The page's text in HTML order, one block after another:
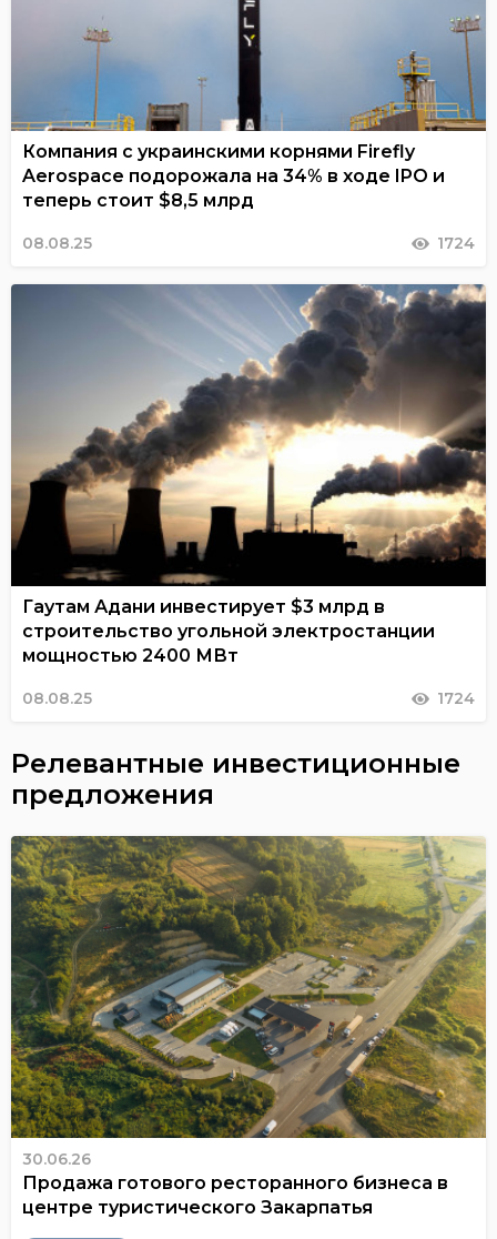
Компания с украинскими корнями Firefly
Aerospace подорожала на 34% в ходе IPO и
теперь стоит $8,5 млрд
08.08.25 1724
Гаутам Адани инвестирует $3 млрд в
строительство угольной электростанции
мощностью 2400 МВт
08.08.25 1724
Релевантные инвестиционные
предложения
30.06.26
Продажа готового ресторанного бизнеса в
центре туристического Закарпатья